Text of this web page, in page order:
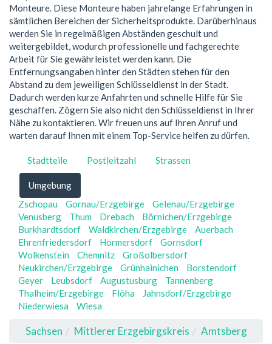
Monteure. Diese Monteure haben jahrelange Erfahrungen in
sämtlichen Bereichen der Sicherheitsprodukte. Darüberhinaus
werden Sie in regelmäßigen Abständen geschult und
weitergebildet, wodurch professionelle und fachgerechte
Arbeit für Sie gewährleistet werden kann. Die
Entfernungsangaben hinter den Städten stehen für den
Abstand zu dem jeweiligen Schlüsseldienst in der Stadt.
Dadurch werden kurze Anfahrten und schnelle Hilfe für Sie
geschaffen. Zögern Sie also nicht den Schlüsseldienst in Ihrer
Nähe zu kontaktieren. Wir freuen uns auf Ihren Anruf und
warten darauf Ihnen mit einem Top-Service helfen zu dürfen.
Stadtteile Postleitzahl Strassen
Umgebung
Zschopau
Gornau/Erzgebirge
Gelenau/Erzgebirge
Venusberg
Thum Drebach
Börnichen/Erzgebirge
Burkhardtsdorf
Waldkirchen/Erzgebirge
Auerbach
Ehrenfriedersdorf
Hormersdorf
Gornsdorf
Wolkenstein
Chemnitz
Großolbersdorf
Neukirchen/Erzgebirge
Grünhainichen
Borstendorf
Geyer
Leubsdorf Augustusburg
Tannenberg
Thalheim/Erzgebirge
Flöha
Jahnsdorf/Erzgebirge
Niederwiesa
Wiesa
Sachsen Mittlerer Erzgebirgskreis Amtsberg